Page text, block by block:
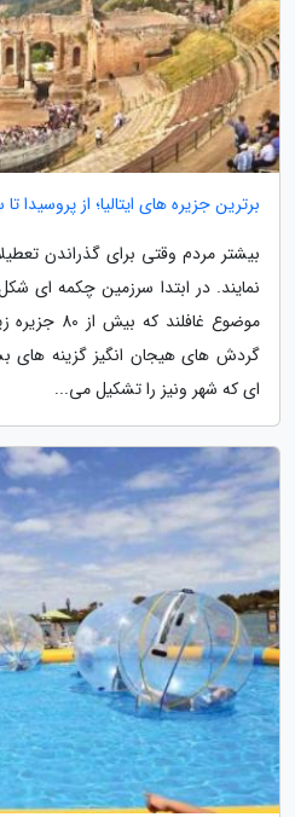
برترین جزیره های ایتالیا؛ از پروسیدا
بیشتر مردم وقتی برای گذراندن
نمایند. در ابتدا سرزمین چکمه ای
موضوع
ای که شهر ونیز را تشکیل می...